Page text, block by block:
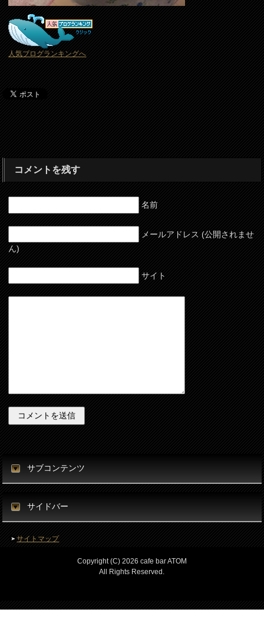
人気ブログランキングへ
コメントを残す
名前
メールアドレス (公開されませ
ん)
サイト
サブコンテンツ
サイドバー
サイトマップ
Copyright (C) 2026 cafe bar ATOM
All Rights Reserved.